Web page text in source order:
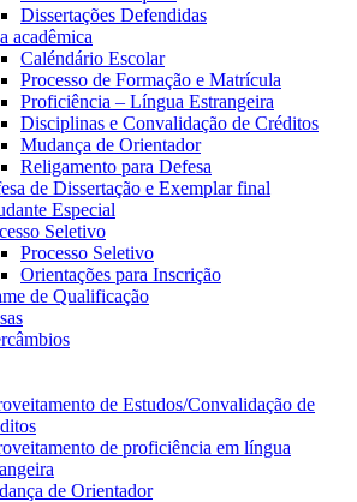
Dissertações Defendidas
acadêmica
Caléndário Escolar
Processo de Formação e Matrícula
Proficiência – Língua Estrangeira
Disciplinas e Convalidação de Créditos
Mudança de Orientador
Religamento para Defesa
de Dissertação e Exemplar final
Especial
Seletivo
Processo Seletivo
Orientações para Inscrição
de Qualificação
de Estudos/Convalidação de
de proficiência em língua
de Orientador